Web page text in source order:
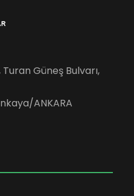
Güneş Bulvarı,
ANKARA